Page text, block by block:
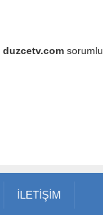
duzcetv.com sorumlu
İLETİŞİM